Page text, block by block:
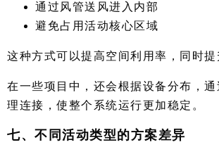
通过风管送风进入内部
避免占用活动核心区域
这种方式可以提高空间利用率，同时提
在一些项目中，还会根据设备分布，
理连接，使整个系统运行更加稳定。
七、不同活动类型的方案差异